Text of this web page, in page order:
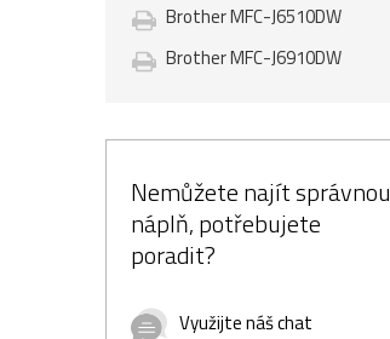
Brother MFC-J6510DW
Brother MFC-J6910DW
Nemůžete najít správnou
náplň, potřebujete
poradit?
Využijte náš chat